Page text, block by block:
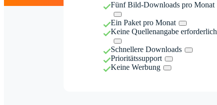
Fünf Bild-Downloads pro Monat
Ein Paket pro Monat
Keine Quellenangabe erforderlich
Schnellere Downloads
Prioritätssupport
Keine Werbung